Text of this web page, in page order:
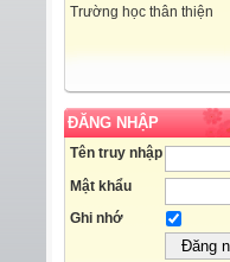
Trường học thân thiện
ĐĂNG NHẬP
Tên truy nhập
Mật khẩu
Ghi nhớ